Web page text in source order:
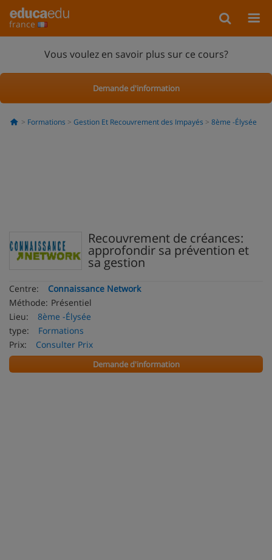
france
Vous voulez en savoir plus sur ce cours?
Demande d'information
Formations Gestion Et Recouvrement des Impayés 8ème -Élysée
Recouvrement de créances:
approfondir sa prévention et
sa gestion
Centre:
Connaissance Network
Méthode: Présentiel
Lieu:
8ème -Élysée
type:
Formations
Prix:
Consulter Prix
Demande d'information